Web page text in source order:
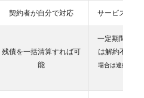
契約者が自分で対応 サービス提供
残債を一括清算すれば可
能
一定期間が経
は解約不可
場合は違約金や